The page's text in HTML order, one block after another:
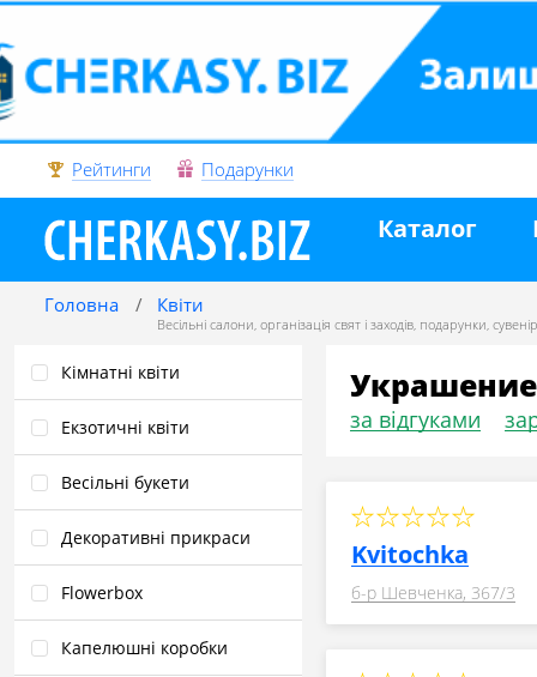
Рейтинги Подарунки
Каталог
Головна Квіти
Весільні салони, організація свят і заходів, подарунки,
Кімнатні квіти
Екзотичні квіти
Весільні букети
Декоративні прикраси
Flowerbox
Капелюшні коробки
за відгуками
Kvitochka
б-р Шевченка, 367/3